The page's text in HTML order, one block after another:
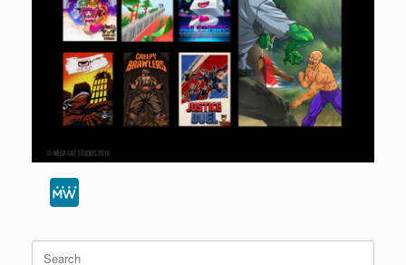
W
Search